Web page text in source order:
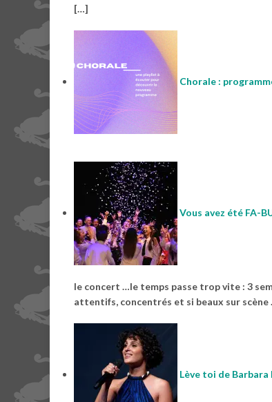
[…]
Chorale :
Vous avez été FA-
le concert …le temps passe trop vite : 3
attentifs, concentrés et si beaux sur
Lève toi de